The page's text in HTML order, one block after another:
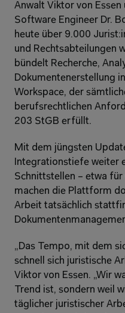
Anwalt Viktor von Essen
Software Engineer Dr.
heute über 9.000
und Rechtsabteilungen
bündelt Recherche,
Dokumentenerstellung
Workspace, der
berufsrechtlichen
203 StGB erfüllt.
Mit dem jüngsten
Integrationstiefe weiter
Schnittstellen – etwa
machen die Plattform
Arbeit tatsächlich
„Das Tempo, mit dem
schnell sich juristische
Viktor von Essen. „Wir
Trend ist, sondern weil
täglicher juristischer